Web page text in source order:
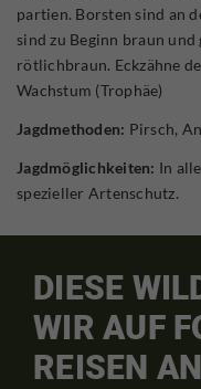
partien. Borsten sind an
sind zu Beginn braun
rötlichbraun. Eckzähne
Wachstum (Trophäe)
Jagdmethoden: Pirsch,
Jagdmöglichkeiten: In
spezieller Artenschutz.
DIESE
WIR AUF
REISEN AN